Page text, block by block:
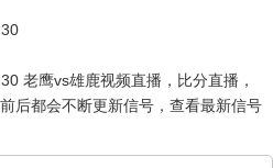
老鹰vs雄鹿视频直播，比分直播，
后都会不断更新信号，查看最新信号